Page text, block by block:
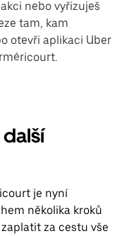
nebo vyřizuješ
tam, kam
otevři aplikaci Uber
je nyní
několika kroků
za cestu vše